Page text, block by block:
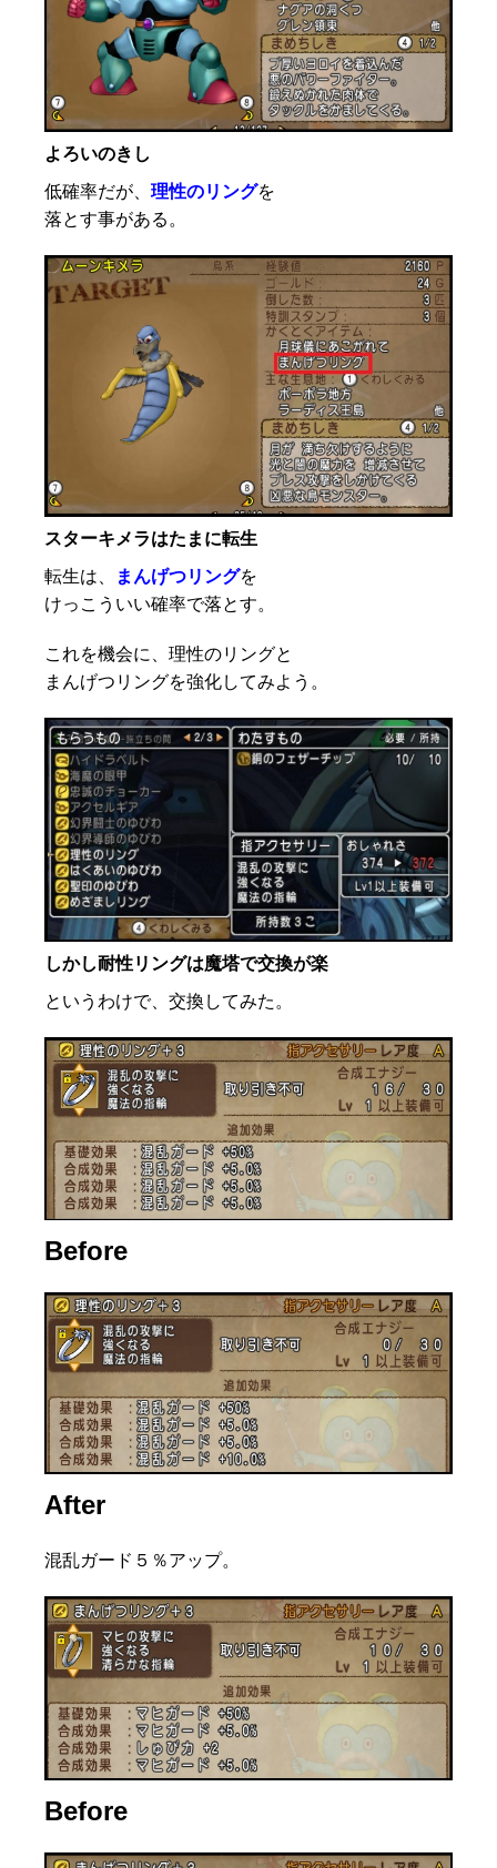
よろいのきし
低確率だが、 理性のリングを
落とす事がある。
スターキメラはたまに転生
転生は、
まんげつリングを
けっこういい確率で落とす。
これを機会に、理性のリングと
まんげつリングを強化してみよう。
しかし耐性リングは魔塔で交換が楽
というわけで、交換してみた。
Before
After
混乱ガード５％アップ。
Before